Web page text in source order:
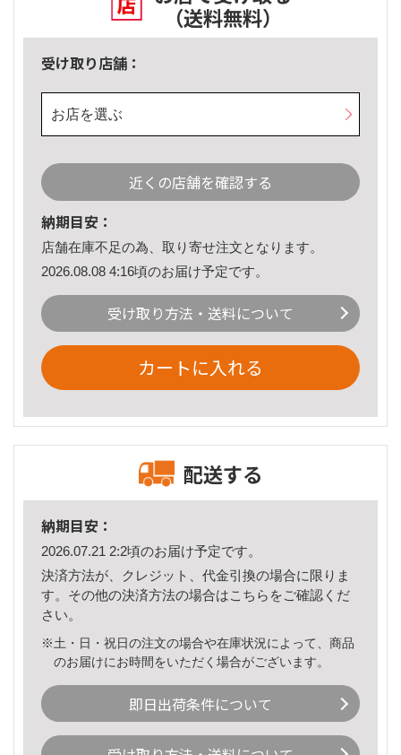
（送料無料）
受け取り店舗：
お店を選ぶ
近くの店舗を確認する
納期目安：
店舗在庫不足の為、取り寄せ注文となります。
2026.08.08 4:16頃のお届け予定です。
受け取り方法・送料について
カートに入れる
配送する
納期目安：
2026.07.21 2:2頃のお届け予定です。
決済方法が、クレジット、代金引換の場合に限りま
す。その他の決済方法の場合はこちら をご確認くだ
さい。
※土・日・祝日の注文の場合や在庫状況によって、商品
のお届けにお時間をいただく場合がございます。
即日出荷条件について